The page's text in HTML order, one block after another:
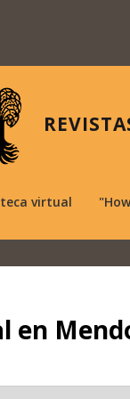
virtual
en